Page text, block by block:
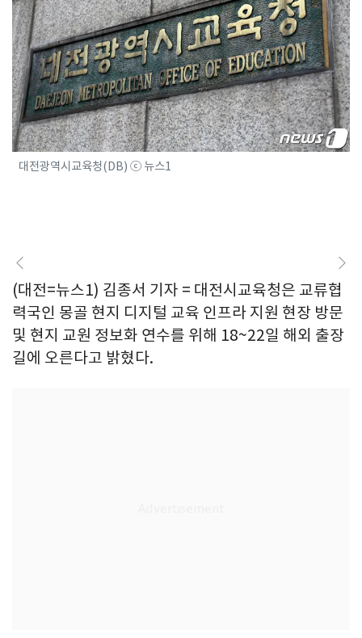
대전광역시교육청(DB) ⓒ 뉴스1
(대전=뉴스1) 김종서 기자 = 대전시교육청은 교류협
력국인 몽골 현지 디지털 교육 인프라 지원 현장 방문
및 현지 교원 정보화 연수를 위해 18~22일 해외 출장
길에 오른다고 밝혔다.